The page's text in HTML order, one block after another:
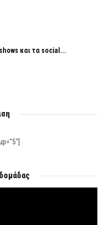
και τα social...